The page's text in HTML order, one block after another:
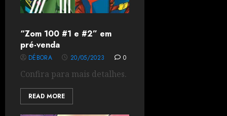
“Zom 100 #1 e #2” em
pré-venda
DÉBORA 20/05/2023 0
Confira para mais detalhes.
READ MORE